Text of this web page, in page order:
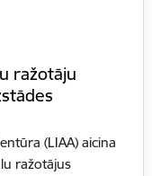
ražotāju
(LIAA) aicina
ražotājus